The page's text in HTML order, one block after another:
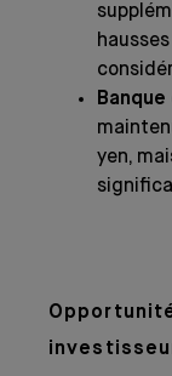
Banque
yen,